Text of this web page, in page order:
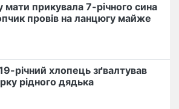
прикувала 7-річного сина
провів на ланцюгу майже
річний хлопець​ ️зґвалтував
рідного дядька